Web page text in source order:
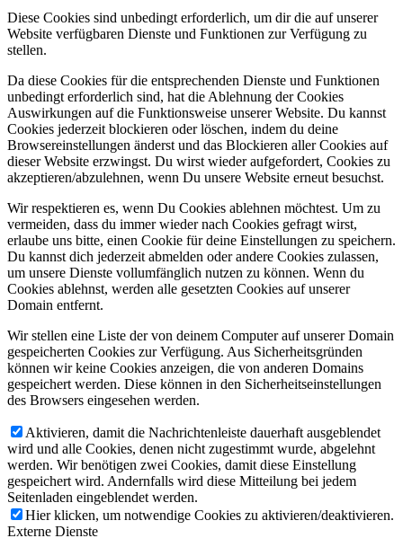
Diese Cookies sind unbedingt erforderlich, um dir die auf unserer
Website verfügbaren Dienste und Funktionen zur Verfügung zu
stellen.
Da diese Cookies für die entsprechenden Dienste und Funktionen
unbedingt erforderlich sind, hat die Ablehnung der Cookies
Auswirkungen auf die Funktionsweise unserer Website. Du kannst
Cookies jederzeit blockieren oder löschen, indem du deine
Browsereinstellungen änderst und das Blockieren aller Cookies auf
dieser Website erzwingst. Du wirst wieder aufgefordert, Cookies zu
akzeptieren/abzulehnen, wenn Du unsere Website erneut besuchst.
Wir respektieren es, wenn Du Cookies ablehnen möchtest. Um zu
vermeiden, dass du immer wieder nach Cookies gefragt wirst,
erlaube uns bitte, einen Cookie für deine Einstellungen zu speichern.
Du kannst dich jederzeit abmelden oder andere Cookies zulassen,
um unsere Dienste vollumfänglich nutzen zu können. Wenn du
Cookies ablehnst, werden alle gesetzten Cookies auf unserer
Domain entfernt.
Wir stellen eine Liste der von deinem Computer auf unserer Domain
gespeicherten Cookies zur Verfügung. Aus Sicherheitsgründen
können wir keine Cookies anzeigen, die von anderen Domains
gespeichert werden. Diese können in den Sicherheitseinstellungen
des Browsers eingesehen werden.
Aktivieren, damit die Nachrichtenleiste dauerhaft ausgeblendet
wird und alle Cookies, denen nicht zugestimmt wurde, abgelehnt
werden. Wir benötigen zwei Cookies, damit diese Einstellung
gespeichert wird. Andernfalls wird diese Mitteilung bei jedem
Seitenladen eingeblendet werden.
Hier klicken, um notwendige Cookies zu aktivieren/deaktivieren.
Externe Dienste